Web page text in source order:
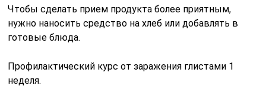
Чтобы сделать прием продукта более приятным,
нужно наносить средство на хлеб или добавлять в
готовые блюда.
Профилактический курс от заражения глистами 1
неделя.